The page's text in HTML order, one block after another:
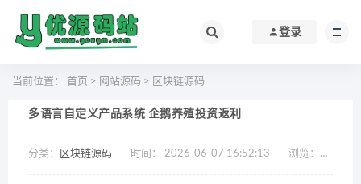
登录
当前位置： 首页 > 网站源码 > 区块链源码
多语言自定义产品系统 企鹅养殖投资返利
分类： 区块链源码 时间： 2026-06-07 16:52:13 浏览： 1001